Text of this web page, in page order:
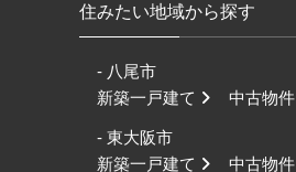
住みたい地域から探す
- 八尾市
新築一戸建て
中古物件
- 東大阪市
新築一戸建て
中古物件